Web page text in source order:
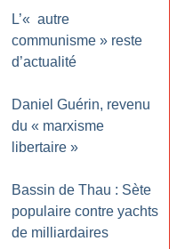
L’« autre
communisme » reste
d’actualité
Daniel Guérin, revenu
du « marxisme
libertaire »
Bassin de Thau : Sète
populaire contre yachts
de milliardaires